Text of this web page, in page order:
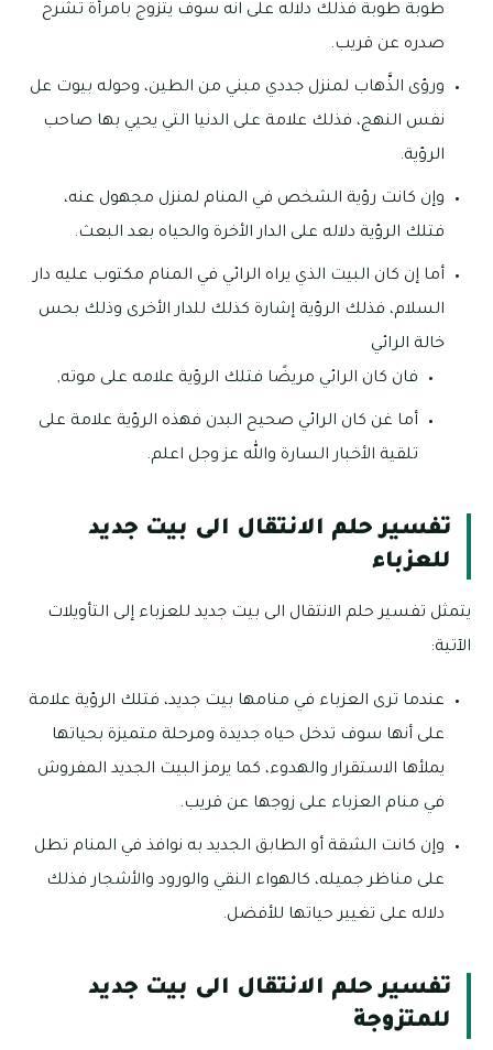
طوبة طوبة فذلك دلاله على انه سوف يتزوج بامرأة تشرح
صدره عن قريب.
ورؤى الذَّهاب لمنزل جددي مبني من الطين، وحوله بيوت عل
نفس النهج، فذلك علامة على الدنيا التي يحيي بها صاحب
الرؤية.
وإن كانت رؤية الشخص في المنام لمنزل مجهول عنه،
فتلك الرؤية دلاله على الدار الأخرة والحياه بعد البعث.
أما إن كان البيت الذي يراه الرائي في المنام مكتوب عليه دار
السلام، فذلك الرؤية إشارة كذلك للدار الأخرى وذلك بحس
خالة الرائي
فان كان الرائي مريضًا فتلك الرؤية علامه على موته,
أما غن كان الرائي صحيح البدن فهذه الرؤية علامة على
تلقية الأخبار السارة والله عز وجل اعلم.
تفسير حلم الانتقال الى بيت جديد
للعزباء
يتمثل تفسير حلم الانتقال الى بيت جديد للعزباء إلى التأويلات
الآتية:
عندما ترى العزباء في منامها بيت جديد، فتلك الرؤية علامة
على أنها سوف تدخل حياه جديدة ومرحلة متميزة بحياتها
يملأها الاستقرار والهدوء، كما يرمز البيت الجديد المفروش
في منام العزباء على زوجها عن قريب.
وإن كانت الشقة أو الطابق الجديد به نوافذ في المنام تطل
على مناظر جميله، كالهواء النقي والورود والأشجار فذلك
دلاله على تغيير حياتها للأفضل.
تفسير حلم الانتقال الى بيت جديد
للمتزوجة